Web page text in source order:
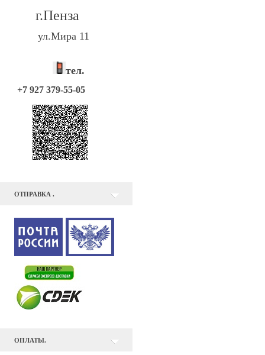
г.Пенза
ул.Мира 11
тел.
+7 927 379-55-05
ОТПРАВКА .
ОПЛАТЫ.